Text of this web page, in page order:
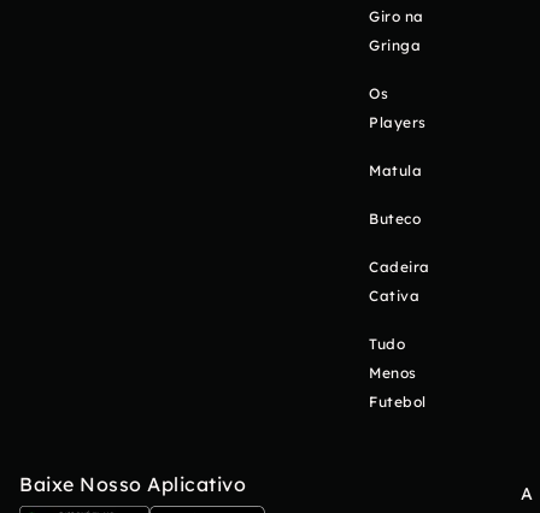
Giro na
Gringa
Os
Players
Matula
Buteco
Cadeira
Cativa
Tudo
Menos
Futebol
Baixe Nosso Aplicativo
A